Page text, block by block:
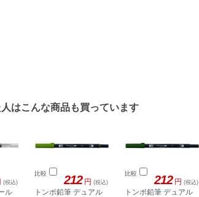
はこんな商品も買っています
(税込)
ル
比較 212 円 (税込)
トンボ鉛筆 デュアル
比較 212 円 (税込)
トンボ鉛筆 デュアル